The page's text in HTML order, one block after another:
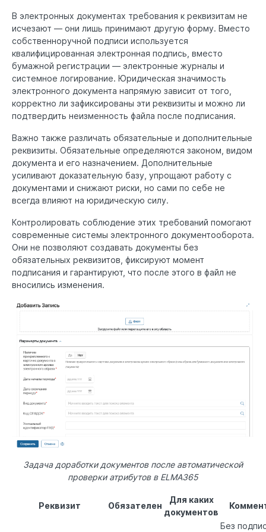
В электронных документах требования к реквизитам не
исчезают — они лишь принимают другую форму. Вместо
собственноручной подписи используется
квалифицированная электронная подпись, вместо
бумажной регистрации — электронные журналы и
системное логирование. Юридическая значимость
электронного документа напрямую зависит от того,
корректно ли зафиксированы эти реквизиты и можно ли
подтвердить неизменность файла после подписания.
Важно также различать обязательные и дополнительные
реквизиты. Обязательные определяются законом, видом
документа и его назначением. Дополнительные
усиливают доказательную базу, упрощают работу с
документами и снижают риски, но сами по себе не
всегда влияют на юридическую силу.
Контролировать соблюдение этих требований помогают
современные системы электронного документооборота.
Они не позволяют создавать документы без
обязательных реквизитов, фиксируют момент
подписания и гарантируют, что после этого в файл не
вносились изменения.
Задача доработки документов после автоматической
проверки атрибутов в ELMA365
Реквизит Обязателен
Для каких
документов
Без